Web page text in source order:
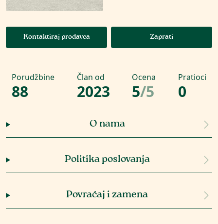
Kontaktiraj prodavca Zaprati
Porudžbine
88
Član od
2023
Ocena
5/5
Pratioci
0
O nama
Politika poslovanja
Povraćaj i zamena